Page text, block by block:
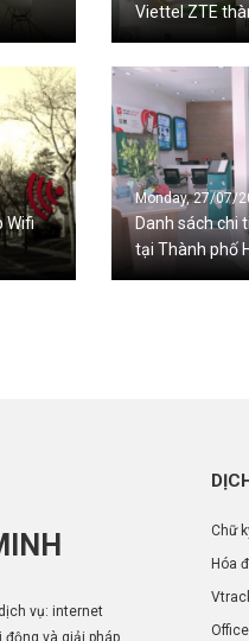
Viettel ZTE
Wifi
Monday, 27/07/
Danh sách chi
tại Thành phố
vụ: internet
và giải pháp
Chữ
Hóa